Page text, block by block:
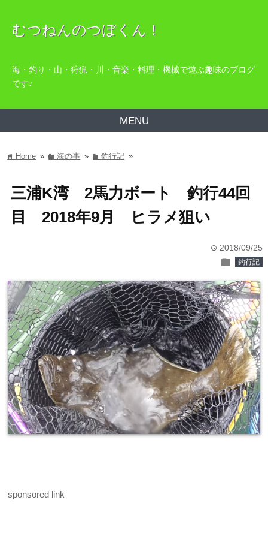
むつねんのつぼくん！
海・釣り・山・狩猟・川・音楽・料理・機械で遊ぶ趣味のブログ
です♪
MENU
home Home » folder海の事 » folder釣行記 »
三浦K湾 2馬力ボート 釣行44回
目 2018年9月 ヒラメ狙い
time 2018/09/25
folder 釣行記
sponsored link